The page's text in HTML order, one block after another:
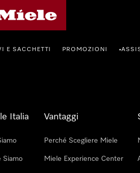
E SACCHETTI PROMOZIONI •
Italia
Siamo
Vantaggi
Perché Scegliere Miele
Miele Experience Center